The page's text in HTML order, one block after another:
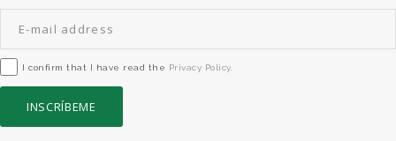
I confirm that I have read the Privacy Policy.
INSCRÍBEME